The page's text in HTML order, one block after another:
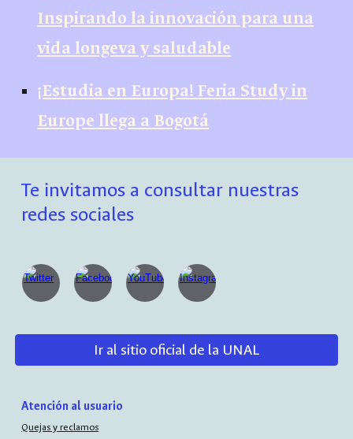
Inspirando la innovación para una
vida longeva y saludable
¡Estudia en Europa! Feria Study in
Europe llega a Bogotá
Te invitamos a consultar nuestras
redes sociales
Ir al sitio oficial de la UNAL
Atención al usuario
Quejas y reclamos